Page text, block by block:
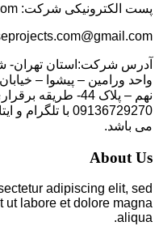
پست الکترونیکی شرکت: amin.hosein@gmail.com
آدرس شرکت:استان تهران-
واحد ورامین – پیشوا –
نهم – پلاک 44-
09136729270 با
می باشد.
About Us
adipiscing elit, sed
ut labore et dolore magna
aliqua.